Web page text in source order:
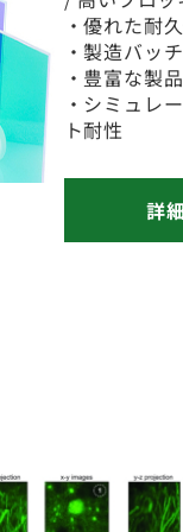
・優れた耐
・製造バッ
・豊富な製
・シミュレ
ト耐性
詳